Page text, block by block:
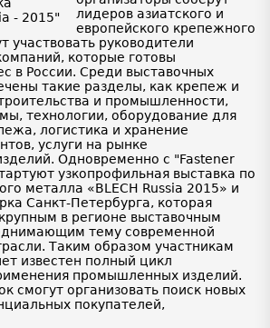
лидеров азиатского и
европейского крепежного
участвовать руководители
которые готовы
в России. Среди выставочных
такие разделы, как крепеж и
и промышленности,
технологии, оборудование для
логистика и хранение
услуги на рынке
Одновременно с "Fastener
узкопрофильная выставка по
металла «BLECH Russia 2015» и
Санкт-Петербурга, которая
в регионе выставочным
тему современной
Таким образом участникам
известен полный цикл
промышленных изделий.
смогут организовать поиск новых
покупателей,